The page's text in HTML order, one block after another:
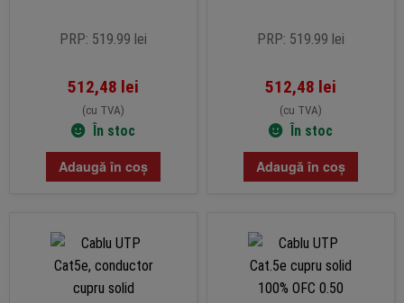
PRP: 519.99 lei
512,48 lei
(cu TVA)
În stoc
Adaugă în coș
PRP: 519.99 lei
512,48 lei
(cu TVA)
În stoc
Adaugă în coș